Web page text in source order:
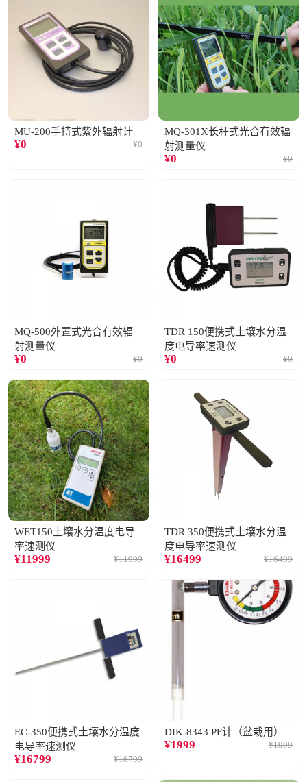
MU-200手持式紫外辐射计
¥0 ¥0
MQ-301X长杆式光合有效辐
射测量仪
¥0 ¥0
MQ-500外置式光合有效辐
射测量仪
¥0 ¥0
TDR 150便携式土壤水分温
度电导率速测仪
¥0 ¥0
WET150土壤水分温度电导
率速测仪
¥11999 ¥11999
TDR 350便携式土壤水分温
度电导率速测仪
¥16499 ¥16499
EC-350便携式土壤水分温度
电导率速测仪
¥16799 ¥16799
DIK-8343 PF计（盆栽用）
¥1999 ¥1999